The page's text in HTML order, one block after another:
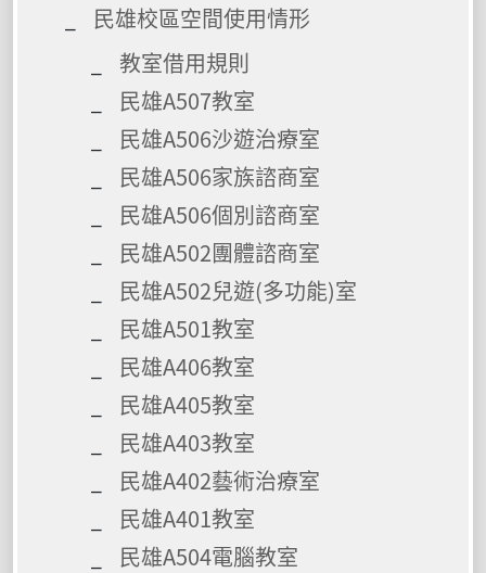
民雄校區空間使用情形
教室借用規則
民雄A507教室
民雄A506沙遊治療室
民雄A506家族諮商室
民雄A506個別諮商室
民雄A502團體諮商室
民雄A502兒遊(多功能)室
民雄A501教室
民雄A406教室
民雄A405教室
民雄A403教室
民雄A402藝術治療室
民雄A401教室
民雄A504電腦教室